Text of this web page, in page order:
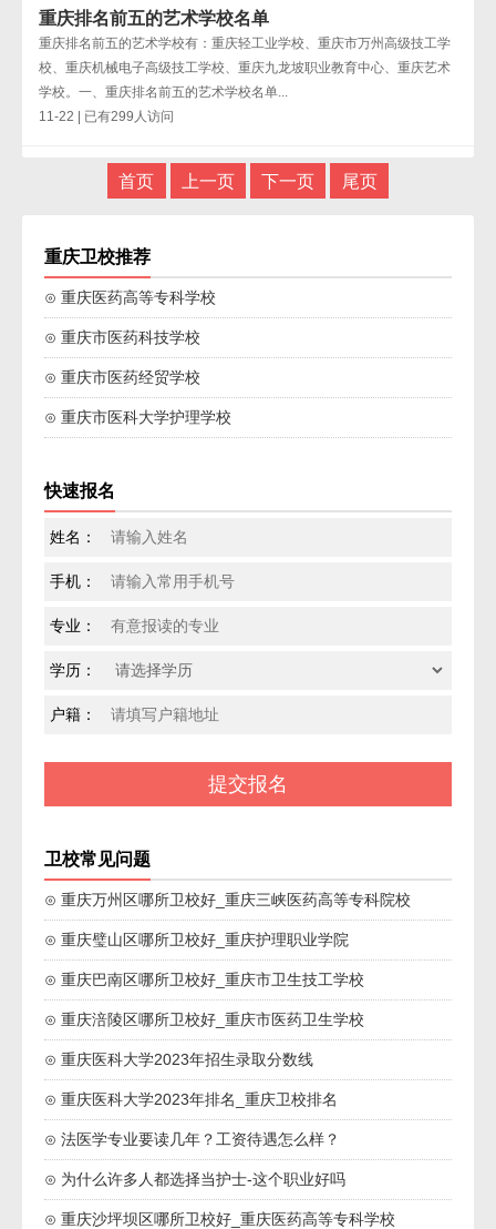
重庆排名前五的艺术学校名单
重庆排名前五的艺术学校有：重庆轻工业学校、重庆市万州高级技工学
校、重庆机械电子高级技工学校、重庆九龙坡职业教育中心、重庆艺术
学校。一、重庆排名前五的艺术学校名单...
11-22 | 已有299人访问
首页 上一页 下一页 尾页
重庆卫校推荐
⊙ 重庆医药高等专科学校
⊙ 重庆市医药科技学校
⊙ 重庆市医药经贸学校
⊙ 重庆市医科大学护理学校
快速报名
姓名：
手机：
专业：
学历：
户籍：
卫校常见问题
⊙ 重庆万州区哪所卫校好_重庆三峡医药高等专科院校
⊙ 重庆璧山区哪所卫校好_重庆护理职业学院
⊙ 重庆巴南区哪所卫校好_重庆市卫生技工学校
⊙ 重庆涪陵区哪所卫校好_重庆市医药卫生学校
⊙ 重庆医科大学2023年招生录取分数线
⊙ 重庆医科大学2023年排名_重庆卫校排名
⊙ 法医学专业要读几年？工资待遇怎么样？
⊙ 为什么许多人都选择当护士-这个职业好吗
⊙ 重庆沙坪坝区哪所卫校好_重庆医药高等专科学校